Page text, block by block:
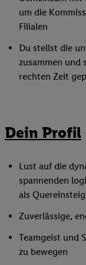
um die
Filialen
Du stellst die
zusammen und
rechten Zeit
Dein Profil
Lust auf die
spannenden
als
Zuverlässige,
Teamgeist und
zu bewegen